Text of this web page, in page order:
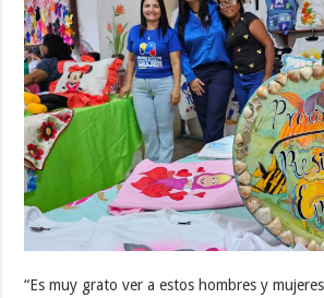
“Es muy grato ver a estos hombres y